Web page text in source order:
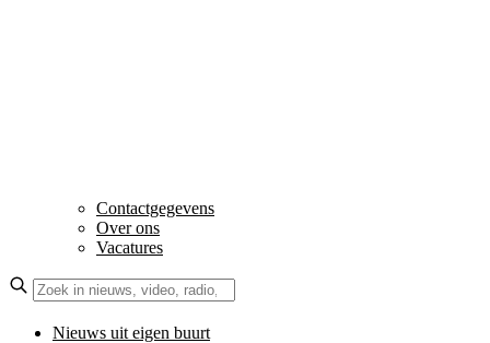
Contactgegevens
Over ons
Vacatures
Nieuws uit eigen buurt